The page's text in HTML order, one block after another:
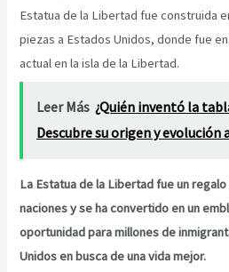
Estatua de la Libertad fue construida
piezas a Estados Unidos, donde fue
actual en la isla de la Libertad.
Leer Más ¿Quién inventó la
Descubre su origen y
La Estatua de la Libertad fue un
naciones y se ha convertido en un
oportunidad para millones de
Unidos en busca de una vida mejor.